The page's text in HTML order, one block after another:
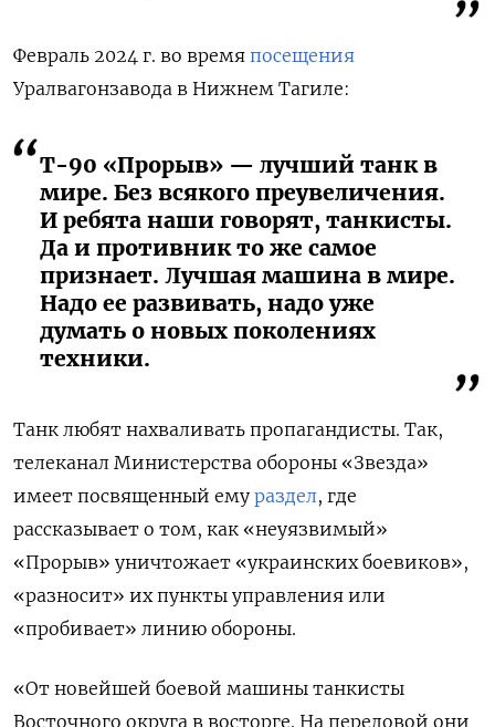
Февраль 2024 г. во время посещения
Уралвагонзавода в Нижнем Тагиле:
Т-90 «Прорыв» — лучший танк в
мире. Без всякого преувеличения.
И ребята наши говорят, танкисты.
Да и противник то же самое
признает. Лучшая машина в мире.
Надо ее развивать, надо уже
думать о новых поколениях
техники.
Танк любят нахваливать пропагандисты. Так,
телеканал Министерства обороны «Звезда»
имеет посвященный ему раздел, где
рассказывает о том, как «неуязвимый»
«Прорыв» уничтожает «украинских боевиков»,
«разносит» их пункты управления или
«пробивает» линию обороны.
«От новейшей боевой машины танкисты
Восточного округа в восторге. На передовой они